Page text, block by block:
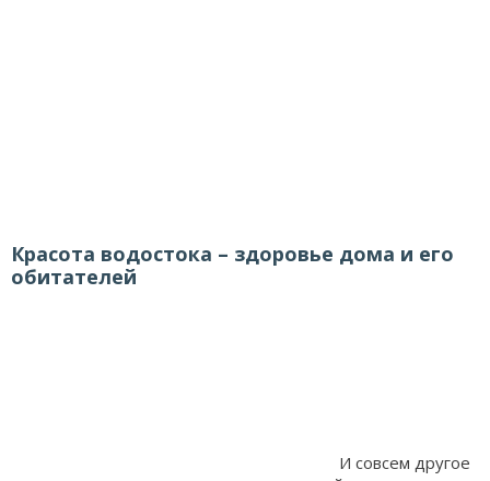
Красота водостока – здоровье дома и его
обитателей
И совсем другое